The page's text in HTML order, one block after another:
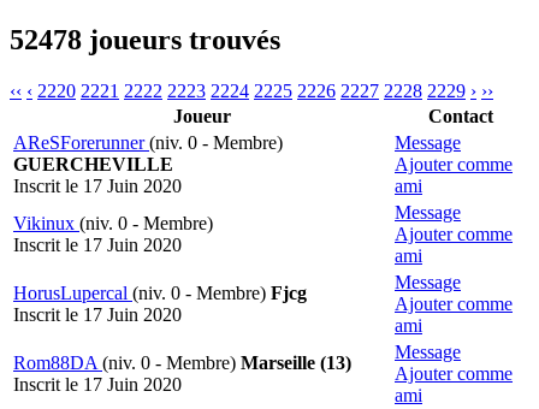
52478 joueurs trouvés
‹‹ ‹ 2220 2221 2222 2223 2224 2225 2226 2227 2228 2229 › ››
Joueur
Contact
AReSForerunner(niv. 0 - Membre)
GUERCHEVILLE
Inscrit le 17 Juin 2020
Message
Ajouter comme
ami
Vikinux (niv. 0 - Membre)
Inscrit le 17 Juin 2020
Message
Ajouter comme
ami
HorusLupercal (niv. 0 - Membre) Fjcg
Inscrit le 17 Juin 2020
Message
Ajouter comme
ami
Rom88DA (niv. 0 - Membre) Marseille (13)
Inscrit le 17 Juin 2020
Message
Ajouter comme
ami